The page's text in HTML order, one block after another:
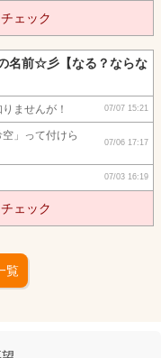
ェック
名前☆彡【なる？ならな
ませんが！ 07/07 15:21
」って付けら
07/06 17:17
07/03 16:19
ェック
覧